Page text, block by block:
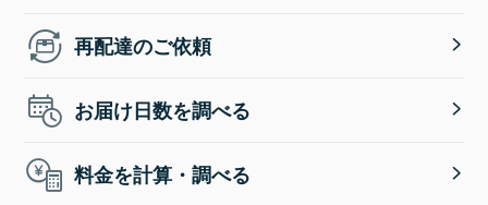
再配達のご依頼
お届け日数を調べる
料金を計算・調べる